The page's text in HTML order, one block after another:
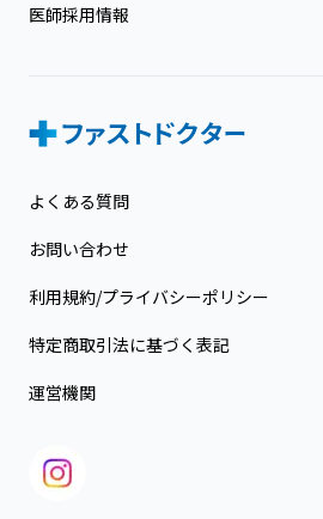
医師採用情報
よくある質問
お問い合わせ
利用規約/プライバシーポリシー
特定商取引法に基づく表記
運営機関